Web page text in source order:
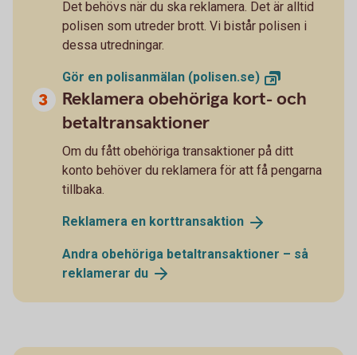
Det behövs när du ska reklamera. Det är alltid
polisen som utreder brott. Vi bistår polisen i
dessa utredningar.
Gör en polisanmälan (polisen.se)
Reklamera obehöriga kort- och
betaltransaktioner
Om du fått obehöriga transaktioner på ditt
konto behöver du reklamera för att få pengarna
tillbaka.
Reklamera en korttransaktion
Andra obehöriga betaltransaktioner – så
reklamerar du